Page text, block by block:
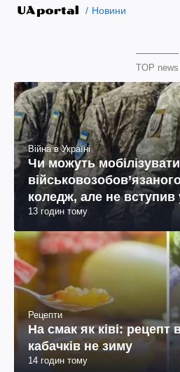
Новини
TOP news
Війна в Україні
Чи можуть мобілізувати
коледж, але не
пояснення юриста
13 годин тому
Рецепти
На смак як ківі: рецепт
кабачків не зиму
14 годин тому